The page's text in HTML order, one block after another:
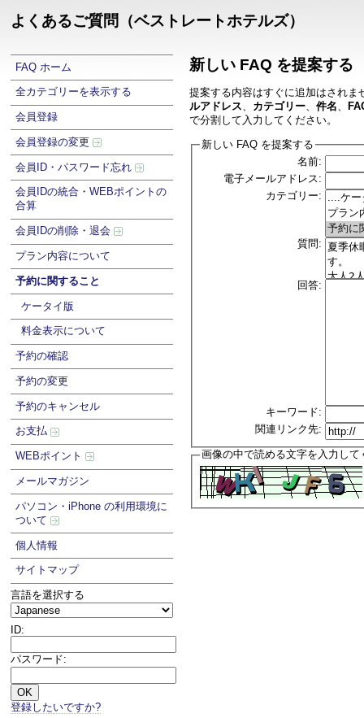
よくあるご質問（ベストレートホテルズ）
FAQ ホーム
全カテゴリーを表示する
会員登録
会員登録の変更
会員ID・パスワード忘れ
会員IDの統合・WEBポイントの
合算
会員IDの削除・退会
プラン内容について
予約に関すること
ケータイ版
料金表示について
予約の確認
予約の変更
予約のキャンセル
お支払
WEBポイント
メールマガジン
パソコン・iPhone の利用環境に
ついて
個人情報
サイトマップ
言語を選択する
ID:
パスワード:
登録したいですか?
新しい FAQ を提案する
提案する内容はすぐに追加はされ
ルアドレス
カテゴリー、 件名
で分割して入力してください。
新しい FAQ を提案する
名前:
電子メールアドレス:
カテゴリー:
質問:
回答:
キーワード:
関連リンク先:
画像の中で読める文字を入力して